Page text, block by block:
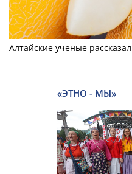
Алтайские ученые
«ЭТНО - МЫ»